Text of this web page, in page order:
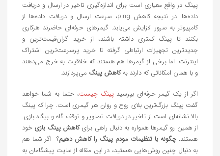
پینگ در واقع معیاری است برای اندازه‌گیری تاخیر در ارسال و دریافت
داده‌ها. در نتیجه کاهش ping، سرعت ارسال و دریافت داده‌ها از
کامپیوتر به سرور افزایش می‌یابد. گیمرهای حرفه‌ای حاضرند هرکاری
بکنند تا پینگ کمتری داشته باشند، از خرید گران‌قیمت‌ترین و
جدیدترین تجهیزات ارتباطی گرفته تا خرید پرسرعت‌ترین اشتراک
اینترنت. اما برخی از گیمرها هم هستند که خلاقیت به خرج می‌دهند
و با همان امکاناتی که دارند بهکاهش پینگ می‌پردازند.
اگر از یک گیمر حرفه‌ای بپرسیدپینگ چیست، حتما به شما خواهد
گفت پینگ بزرگ‌ترین بلای روح و روان هر گیمری است. چرا که پینگ
بالا نشانه‌ای است از تاخیر در دریافت تصاویر و توقف گاه و بیگاه بازی.
از همین رو گیمرها همواره به دنبال راهی برایکاهش پینگ بازی خود
هستند. چگونه با تنظیمات مودم پینگ را کاهش دهیم؟ اگر شما هم
به دنبال چنین روش‌هایی هستید، در این مقاله از سایت پیشگامان به